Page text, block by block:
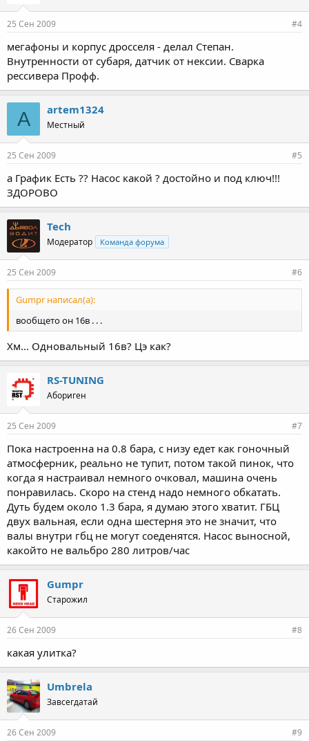
25 Сен 2009 #4
мегафоны и корпус дросселя - делал Степан.
Внутренности от субаря, датчик от нексии. Сварка
рессивера Профф.
A artem1324
Местный
25 Сен 2009 #5
а График Есть ?? Насос какой ? достойно и под ключ!!!
ЗДОРОВО
Tech
Модератор Команда форума
25 Сен 2009 #6
Gumpr написал(а):
вообщето он 16в . . .
Хм... Одновальный 16в? Цэ как?
RS-TUNING
Абориген
25 Сен 2009 #7
Пока настроенна на 0.8 бара, с низу едет как гоночный
атмосферник, реально не тупит, потом такой пинок, что
когда я настраивал немного очковал, машина очень
понравилась. Скоро на стенд надо немного обкатать.
Дуть будем около 1.3 бара, я думаю этого хватит. ГБЦ
двух вальная, если одна шестерня это не значит, что
валы внутри гбц не могут соеденятся. Насос выносной,
какойто не вальбро 280 литров/час
Gumpr
Старожил
26 Сен 2009 #8
какая улитка?
Umbrela
Завсегдатай
26 Сен 2009 #9